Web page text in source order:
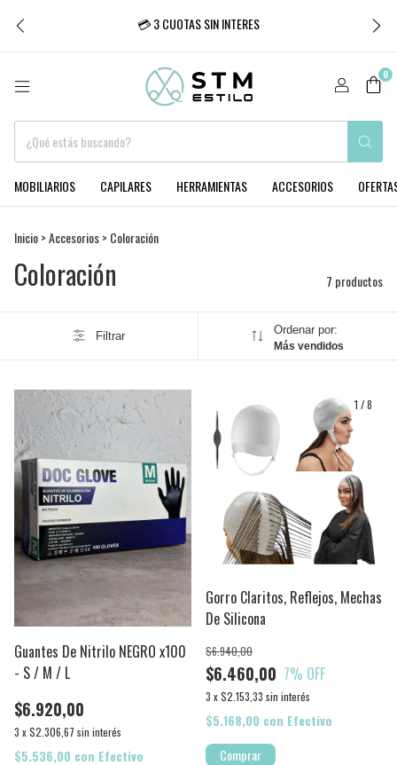
💳 3 CUOTAS SIN INTERES
0
MOBILIARIOS CAPILARES HERRAMIENTAS ACCESORIOS
Inicio>Accesorios> Coloración
Coloración 7 productos
Filtrar Ordenar por:
Más vendidos
Guantes De Nitrilo NEGRO x100
- S / M / L
$6.920,00
3 x$2.306,67 sin interés
$5.536,00 con Efectivo
1 /8
Gorro Claritos, Reflejos, Mechas
De Silicona
$6.460,00
$6.940,00
7% OFF
3 x$2.153,33 sin interés
$5.168,00 con Efectivo
Comprar